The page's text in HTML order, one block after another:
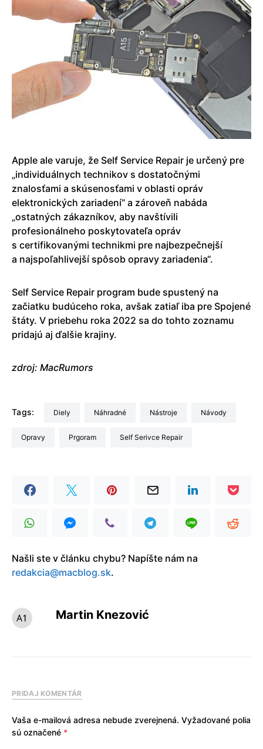
Apple ale varuje, že Self Service Repair je určený pre
„individuálnych technikov s dostatočnými
znalosťami a skúsenosťami v oblasti opráv
elektronických zariadení“ a zároveň nabáda
„ostatných zákazníkov, aby navštívili
profesionálneho poskytovateľa opráv
s certifikovanými technikmi pre najbezpečnejší
a najspoľahlivejší spôsob opravy zariadenia“.
Self Service Repair program bude spustený na
začiatku budúceho roka, avšak zatiaľ iba pre Spojené
štáty. V priebehu roka 2022 sa do tohto zoznamu
pridajú aj ďalšie krajiny.
zdroj: MacRumors
Tags: diely náhradné nástroje návody
opravy prgoram Self Serivce Repair
Našli ste v článku chybu? Napíšte nám na
redakcia@macblog.sk.
Martin Knezović
PRIDAJ KOMENTÁR
Vaša e-mailová adresa nebude zverejnená. Vyžadované polia
sú označené *